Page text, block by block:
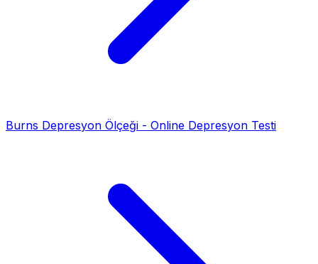
Burns Depresyon Ölçeği - Online Depresyon Testi